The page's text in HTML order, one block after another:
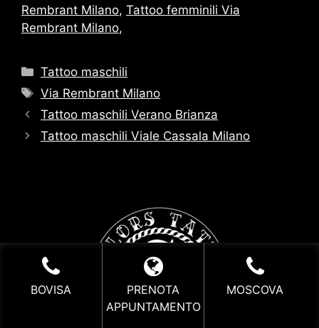
Rembrant Milano, Tattoo femminili Via
Rembrant Milano,
Categorie
Tattoo maschili
Tag
Via Rembrant Milano
Tattoo maschili Verano Brianza
Tattoo maschili Viale Cassala Milano
BOVISA
PRENOTA
APPUNTAMENTO
MOSCOVA